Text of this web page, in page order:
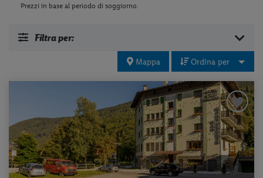
Prezzi in base al periodo di soggiorno.
Filtra per:
Mappa Ordina per